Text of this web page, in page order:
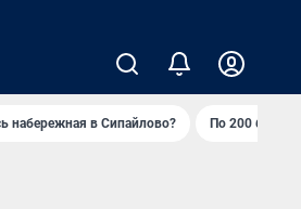
набережная в Сипайлово? По 200